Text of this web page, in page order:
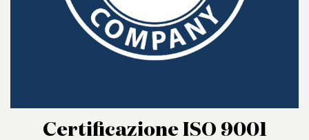
Certificazione ISO 9001